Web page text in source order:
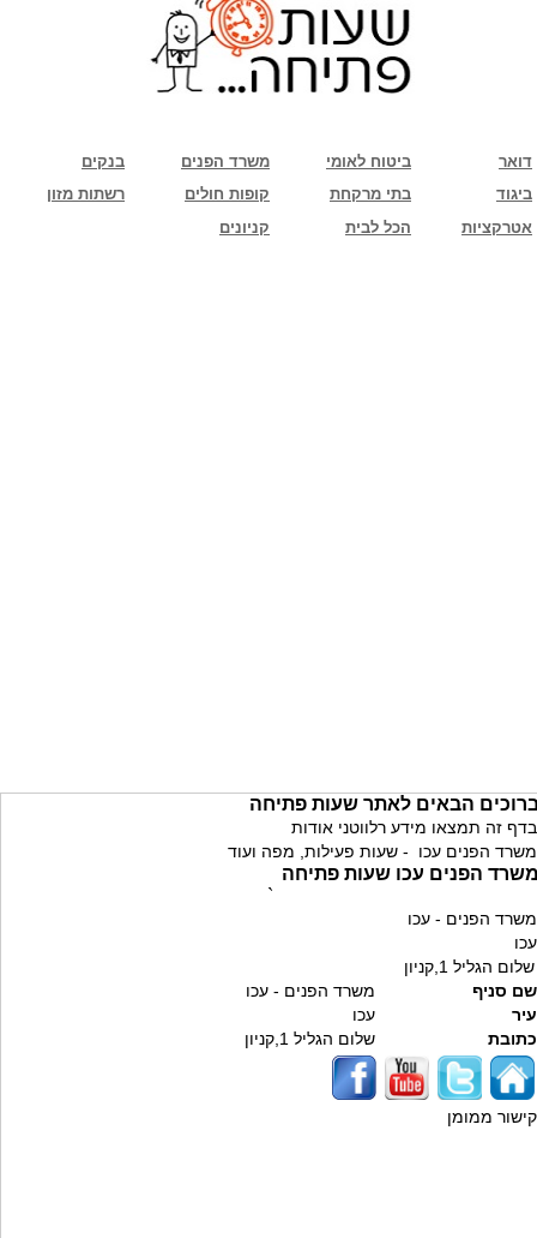
בנקים משרד הפנים ביטוח לאומי
דואר
רשתות מזון
קופות חולים בתי מרקחת
ביגוד
קניונים
הכל לבית אטרקציות
הבאים לאתר שעות פתיחה
בדף זה תמצאו מידע רלווטני אודות
משרד הפנים עכו - שעות פעילות, מפה ועוד
הפנים עכו שעות פתיחה
`
משרד הפנים - עכו
עכו
שלום הגליל 1,קניון
שם סניף
משרד הפנים - עכו
עיר
עכו
כתובת
שלום הגליל 1,קניון
קישור ממומן